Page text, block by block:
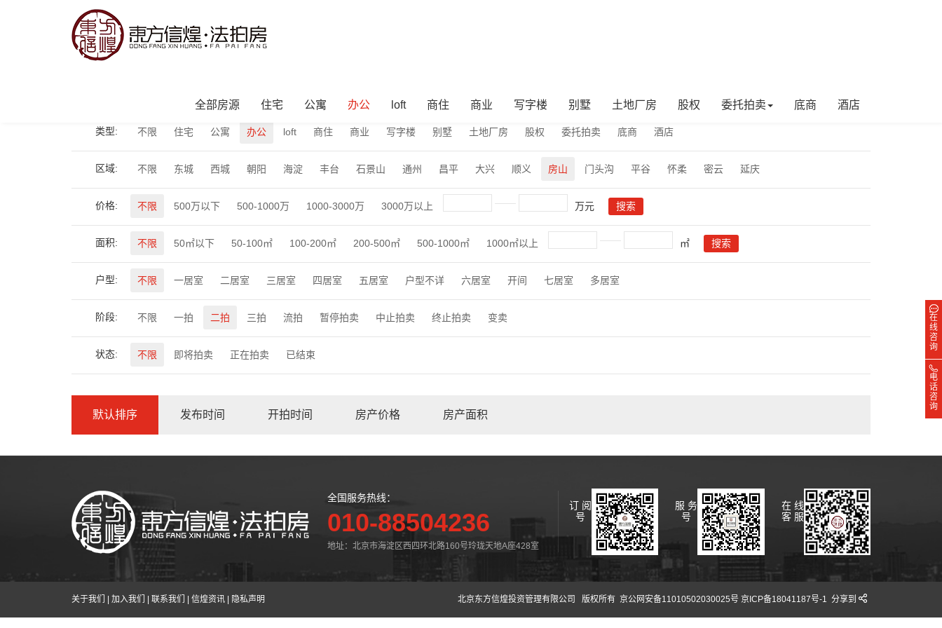
全部房源 住宅 公寓 办公 loft 商住 商业 写字楼 别墅 土地厂房 股权 委托拍卖 底商 酒店
类型: 不限 住宅 公寓 办公 loft 商住 商业 写字楼 别墅 土地厂房 股权 委托拍卖 底商 酒店
区域: 不限 东城 西城 朝阳 海淀 丰台 石景山 通州 昌平 大兴 顺义 房山 门头沟 平谷 怀柔 密云 延庆
价格: 不限 500万以下 500-1000万 1000-3000万 3000万以上 万元
面积: 不限 50㎡以下 50-100㎡ 100-200㎡ 200-500㎡ 500-1000㎡ 1000㎡以上 ㎡
户型: 不限 一居室 二居室 三居室 四居室 五居室 户型不详 六居室 开间 七居室 多居室
阶段: 不限 一拍 二拍 三拍 流拍 暂停拍卖 中止拍卖 终止拍卖 变卖
状态: 不限 即将拍卖 正在拍卖 已结束
默认排序 发布时间 开拍时间 房产价格 房产面积
全国服务热线：
010-88504236
地址：北京市海淀区西四环北路160号玲珑天地A座428室
订 阅
号
服 务
号
在 线
客 服
关于我们 加入我们 联系我们 信煌资讯 隐私声明 北京东方信煌投资管理有限公司 版权所有 京公网安备11010502030025号 京ICP备18041187号-1 分享到
在
线
咨
询
电
话
咨
询